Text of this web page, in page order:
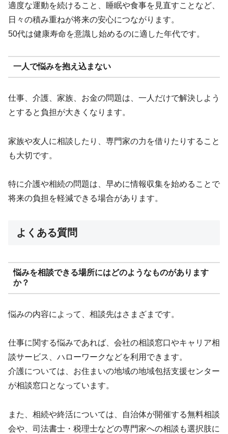
適度な運動を続けること、睡眠や食事を見直すことなど、
日々の積み重ねが将来の安心につながります。
50代は健康寿命を意識し始めるのに適した年代です。
一人で悩みを抱え込まない
仕事、介護、家族、お金の問題は、一人だけで解決しよう
とすると負担が大きくなります。
家族や友人に相談したり、専門家の力を借りたりすること
も大切です。
特に介護や相続の問題は、早めに情報収集を始めることで
将来の負担を軽減できる場合があります。
よくある質問
悩みを相談できる場所にはどのようなものがあります
か？
悩みの内容によって、相談先はさまざまです。
仕事に関する悩みであれば、会社の相談窓口やキャリア相
談サービス、ハローワークなどを利用できます。
介護については、お住まいの地域の地域包括支援センター
が相談窓口となっています。
また、相続や終活については、自治体が開催する無料相談
会や、司法書士・税理士などの専門家への相談も選択肢に